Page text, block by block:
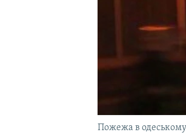
Пожежа в одеському